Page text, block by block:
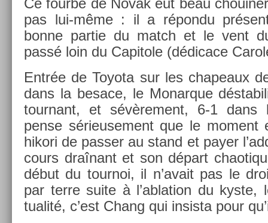
Ce four­be de Novak eut beau
pas lui-même : il a répondu
bonne par­tie du match et le vent
passé loin du Capitole (dédicace
Entrée de Toyota sur les chapeaux
dans la be­sace, le Monar­que
tour­nant, et sévère­ment, 6-1
pense sérieuse­ment que le
hikori de pass­er au stand et payer
cours draînant et son départ
début du tour­noi, il n’avait pas le
par terre suite à l’ab­la­tion du kyste,
tualité, c’est Chang qui in­sis­ta pour